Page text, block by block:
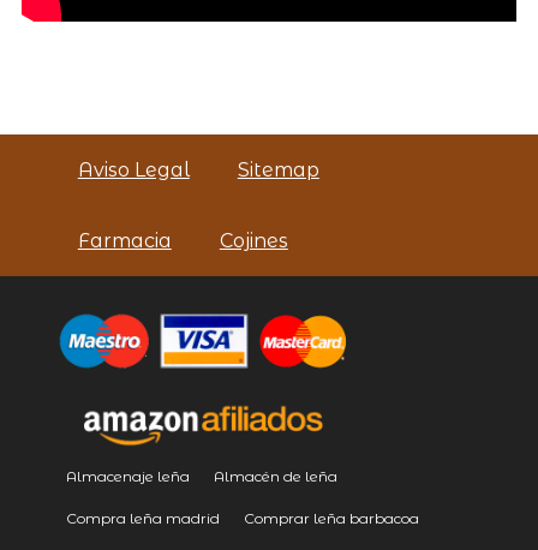
Aviso Legal Sitemap
Farmacia Cojines
Almacenaje leña Almacén de leña
Compra leña madrid Comprar leña barbacoa